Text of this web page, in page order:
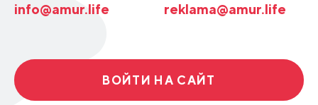
info@amur.life reklama@amur.life
ВОЙТИ НА САЙТ